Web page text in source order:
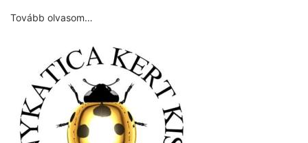
Tovább olvasom…